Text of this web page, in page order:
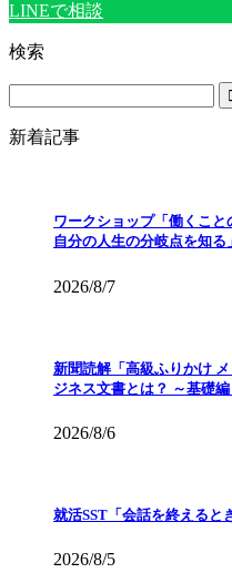
LINEで相談
検索
新着記事
ワークショップ「働くこ
自分の人生の分岐点を知る」
2026/8/7
新聞読解「高級ふりかけ
ジネス文書とは？ ～基礎編
2026/8/6
就活SST「会話を終えると
2026/8/5